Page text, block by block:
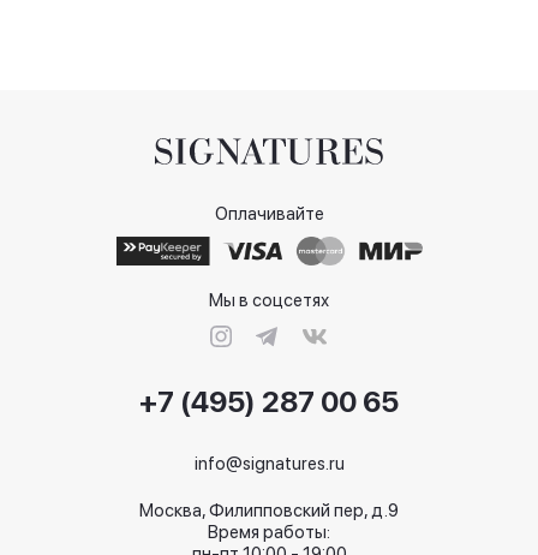
Оплачивайте
Мы в соцсетях
+7 (495) 287 00 65
info@signatures.ru
Москва, Филипповский пер, д.9
Время работы: